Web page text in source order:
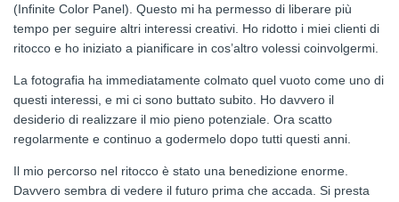
(Infinite Color Panel). Questo mi ha permesso di liberare più
tempo per seguire altri interessi creativi. Ho ridotto i miei clienti di
ritocco e ho iniziato a pianificare in cos’altro volessi coinvolgermi.
La fotografia ha immediatamente colmato quel vuoto come uno di
questi interessi, e mi ci sono buttato subito. Ho davvero il
desiderio di realizzare il mio pieno potenziale. Ora scatto
regolarmente e continuo a godermelo dopo tutti questi anni.
Il mio percorso nel ritocco è stato una benedizione enorme.
Davvero sembra di vedere il futuro prima che accada. Si presta